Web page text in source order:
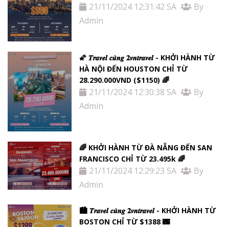
21/11/2024 12:31:42 SA
By
Admin
🌠 𝑻𝒓𝒂𝒗𝒆𝒍 𝒄𝒖̀𝒏𝒈 𝟐𝒗𝒏𝒕𝒓𝒂𝒗𝒆𝒍 - KHỞI HÀNH TỪ
HÀ NỘI ĐẾN HOUSTON CHỈ TỪ
28.290.000VND ($1150) 🌈
21/11/2024 12:30:38 SA
By
Admin
🌈 KHỞI HÀNH TỪ ĐÀ NẴNG ĐẾN SAN
FRANCISCO CHỈ TỪ 23.495k 🌈
21/11/2024 12:29:23 SA
By
Admin
🏙 𝑻𝒓𝒂𝒗𝒆𝒍 𝒄𝒖̀𝒏𝒈 𝟐𝒗𝒏𝒕𝒓𝒂𝒗𝒆𝒍 - KHỞI HÀNH TỪ
BOSTON CHỈ TỪ $1388 🌃